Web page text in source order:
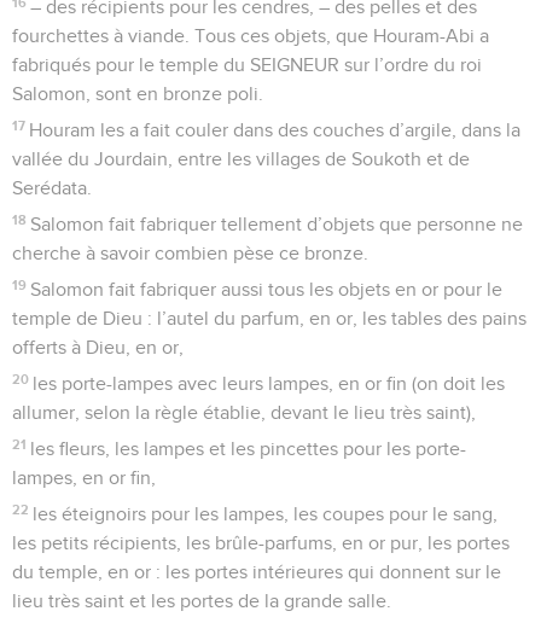
– des récipients pour les cendres, – des pelles et des
fourchettes à viande. Tous ces objets, que Houram-Abi a
fabriqués pour le temple du SEIGNEUR sur l’ordre du roi
Salomon, sont en bronze poli.
17 Houram les a fait couler dans des couches d’argile, dans la
vallée du Jourdain, entre les villages de Soukoth et de
Serédata.
18 Salomon fait fabriquer tellement d’objets que personne ne
cherche à savoir combien pèse ce bronze.
19 Salomon fait fabriquer aussi tous les objets en or pour le
temple de Dieu : l’autel du parfum, en or, les tables des pains
offerts à Dieu, en or,
20 les porte-lampes avec leurs lampes, en or fin (on doit les
allumer, selon la règle établie, devant le lieu très saint),
21 les fleurs, les lampes et les pincettes pour les porte-
lampes, en or fin,
22 les éteignoirs pour les lampes, les coupes pour le sang,
les petits récipients, les brûle-parfums, en or pur, les portes
du temple, en or : les portes intérieures qui donnent sur le
lieu très saint et les portes de la grande salle.